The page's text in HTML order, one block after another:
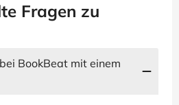
Fragen zu
BookBeat mit einem